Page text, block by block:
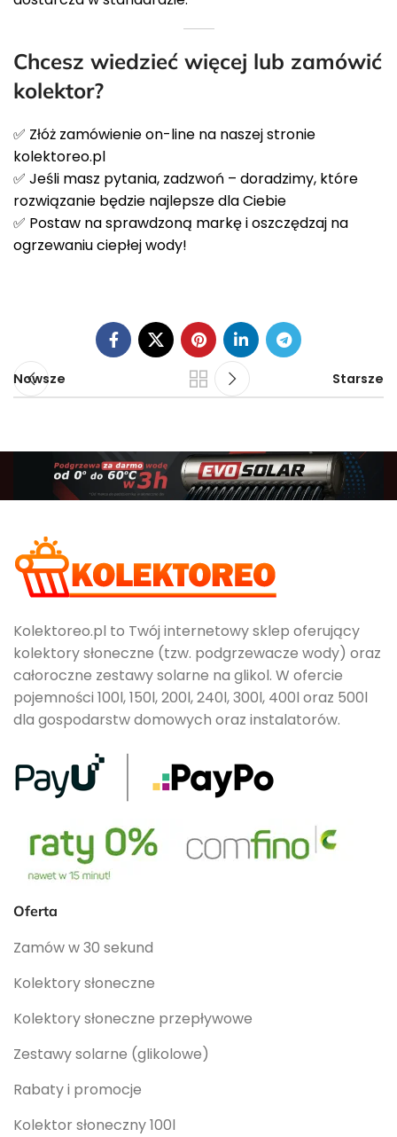
Chcesz wiedzieć więcej lub zamówić
kolektor?
✅ Złóż zamówienie on-line na naszej stronie
kolektoreo.pl
✅ Jeśli masz pytania, zadzwoń – doradzimy, które
rozwiązanie będzie najlepsze dla Ciebie
✅ Postaw na sprawdzoną markę i oszczędzaj na
ogrzewaniu ciepłej wody!
Nowsze Starsze
Kolektoreo.pl to Twój internetowy sklep oferujący
kolektory słoneczne (tzw. podgrzewacze wody) oraz
całoroczne zestawy solarne na glikol. W ofercie
pojemności 100l, 150l, 200l, 240l, 300l, 400l oraz 500l
dla gospodarstw domowych oraz instalatorów.
Oferta
Zamów w 30 sekund
Kolektory słoneczne
Kolektory słoneczne przepływowe
Zestawy solarne (glikolowe)
Rabaty i promocje
Kolektor słoneczny 100l